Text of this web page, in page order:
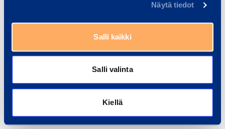
Näytä tiedot
Salli kaikki
Salli valinta
Kiellä
Talous
Harjoittelupaikat ja opinnäytetyöt
Huolto ja logistiikka
Jatka
Oletko jo rekisteröitynyt?Kirjaudu sisään.